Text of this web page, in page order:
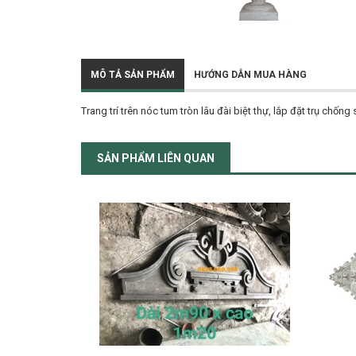
MÔ TẢ SẢN PHẨM HƯỚNG DẪN MUA HÀNG
Trang trí trên nóc tum tròn lâu đài biệt thự, lắp đặt trụ chống
SẢN PHẨM LIÊN QUAN